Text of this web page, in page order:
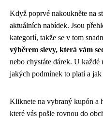
Když poprvé nakoukněte na
aktuálních nabídek. Jsou
kategorií, takže se v tom
výběrem slevy, která vám
nebo chystáte dárek. U
jakých podmínek to platí a jak
Kliknete na vybraný kupón a
které vás pošle rovnou do